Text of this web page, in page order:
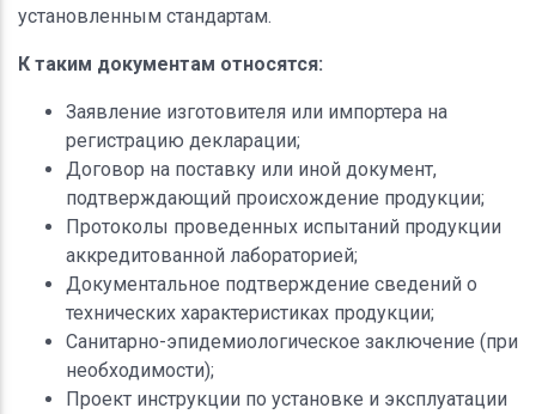
установленным стандартам.
К таким документам относятся:
Заявление изготовителя или импортера на
регистрацию декларации;
Договор на поставку или иной документ,
подтверждающий происхождение продукции;
Протоколы проведенных испытаний продукции
аккредитованной лабораторией;
Документальное подтверждение сведений о
технических характеристиках продукции;
Санитарно-эпидемиологическое заключение (при
необходимости);
Проект инструкции по установке и эксплуатации